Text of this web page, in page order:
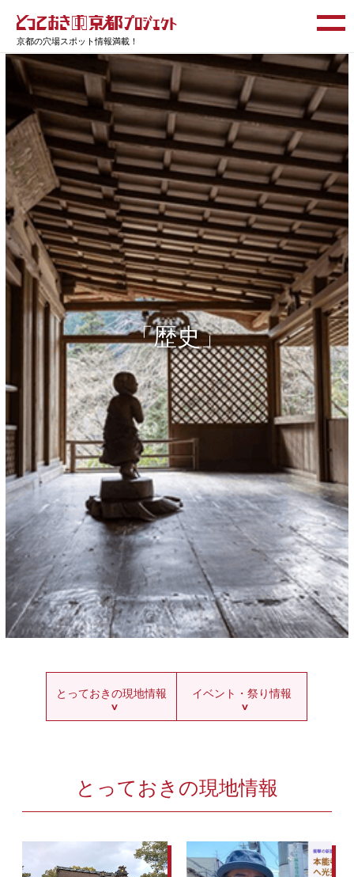
京都の穴場スポット情報満載！
「歴史」
とっておきの現地情報 イベント・祭り情報
とっておきの現地情報